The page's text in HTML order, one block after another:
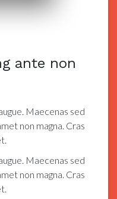
ante non
Maecenas sed
non magna. Cras
Maecenas sed
non magna. Cras